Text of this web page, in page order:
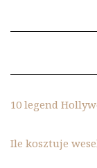
10 legend
Ile kosztuje